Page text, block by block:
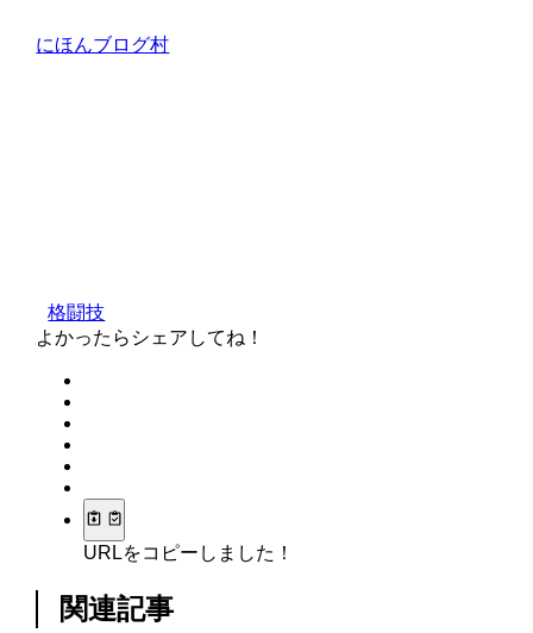
にほんブログ村
格闘技
よかったらシェアしてね！
URLをコピーしました！
関連記事